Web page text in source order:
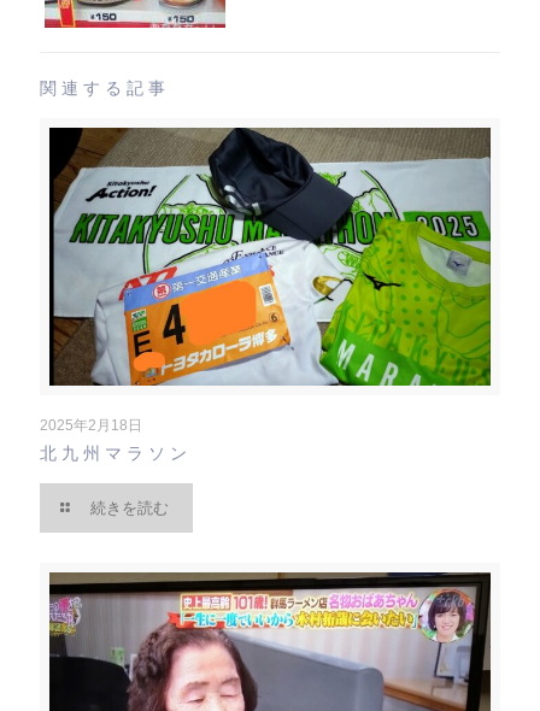
関連する記事
2025年2月18日
北九州マラソン
続きを読む